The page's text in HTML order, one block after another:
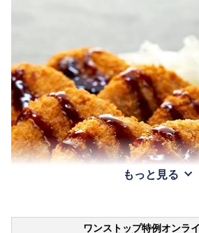
もっと見る
ワンストップ特例オンラ